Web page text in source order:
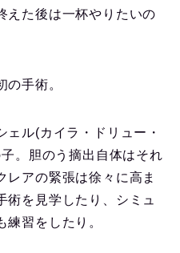
えた後は一杯やりたいの
の手術。
ェル(カイラ・ドリュー・
。胆のう摘出自体はそれ
レアの緊張は徐々に高ま
術を見学したり、シミュ
練習をしたり。